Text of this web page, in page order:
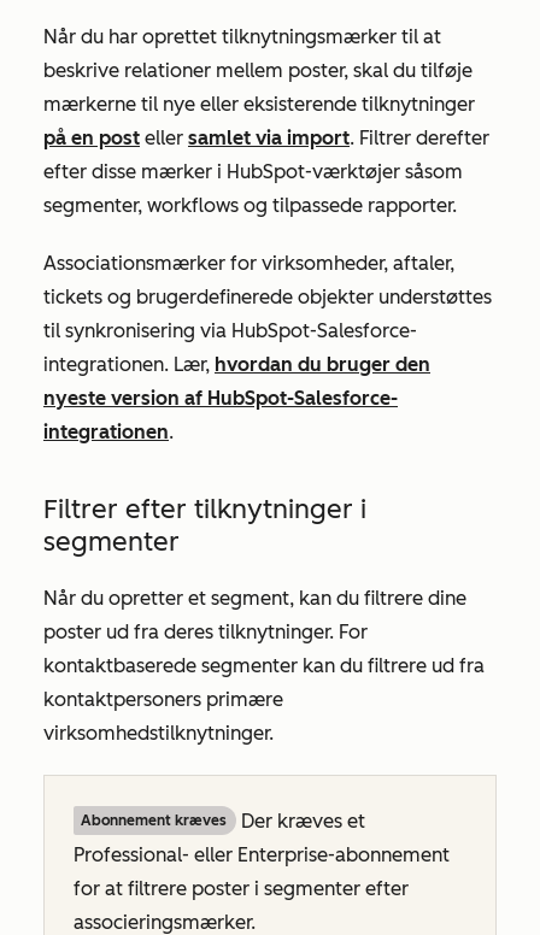
Når du har oprettet tilknytningsmærker til at
beskrive relationer mellem poster, skal du tilføje
mærkerne til nye eller eksisterende tilknytninger
på en post eller samlet via import. Filtrer derefter
efter disse mærker i HubSpot-værktøjer såsom
segmenter, workflows og tilpassede rapporter.
Associationsmærker for virksomheder, aftaler,
tickets og brugerdefinerede objekter understøttes
til synkronisering via HubSpot-Salesforce-
integrationen. Lær, hvordan du bruger den
nyeste version af HubSpot-Salesforce-
integrationen.
Filtrer efter tilknytninger i
segmenter
Når du opretter et segment, kan du filtrere dine
poster ud fra deres tilknytninger. For
kontaktbaserede segmenter kan du filtrere ud fra
kontaktpersoners primære
virksomhedstilknytninger.
Abonnement kræves
Der kræves et
Professional- eller Enterprise-abonnement
for at filtrere poster i segmenter efter
associeringsmærker.